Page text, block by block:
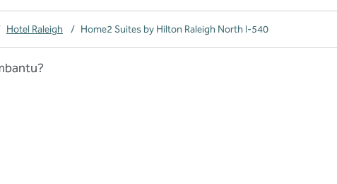
Hotel Raleigh / Home2 Suites by Hilton Raleigh North I-540